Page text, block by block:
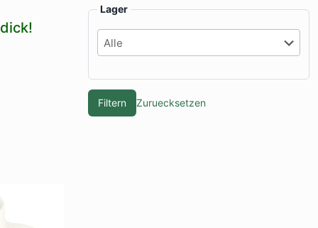
Lager
Filtern Zuruecksetzen